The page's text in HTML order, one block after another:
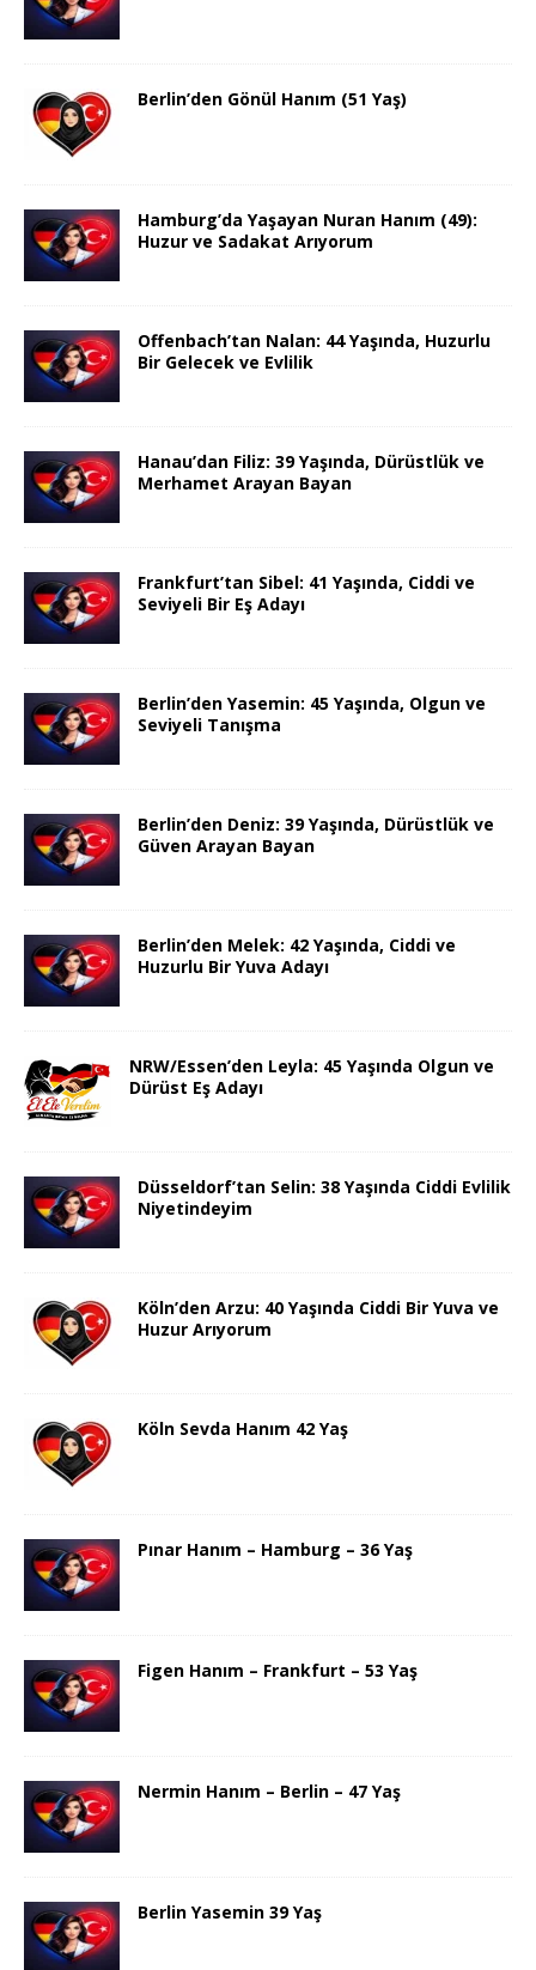
Berlin’den Gönül Hanım (51 Yaş)
Hamburg’da Yaşayan Nuran Hanım (49):
Huzur ve Sadakat Arıyorum
Offenbach’tan Nalan: 44 Yaşında, Huzurlu
Bir Gelecek ve Evlilik
Hanau’dan Filiz: 39 Yaşında, Dürüstlük ve
Merhamet Arayan Bayan
Frankfurt’tan Sibel: 41 Yaşında, Ciddi ve
Seviyeli Bir Eş Adayı
Berlin’den Yasemin: 45 Yaşında, Olgun ve
Seviyeli Tanışma
Berlin’den Deniz: 39 Yaşında, Dürüstlük ve
Güven Arayan Bayan
Berlin’den Melek: 42 Yaşında, Ciddi ve
Huzurlu Bir Yuva Adayı
NRW/Essen’den Leyla: 45 Yaşında Olgun ve
Dürüst Eş Adayı
Düsseldorf’tan Selin: 38 Yaşında Ciddi Evlilik
Niyetindeyim
Köln’den Arzu: 40 Yaşında Ciddi Bir Yuva ve
Huzur Arıyorum
Köln Sevda Hanım 42 Yaş
Pınar Hanım – Hamburg – 36 Yaş
Figen Hanım – Frankfurt – 53 Yaş
Nermin Hanım – Berlin – 47 Yaş
Berlin Yasemin 39 Yaş